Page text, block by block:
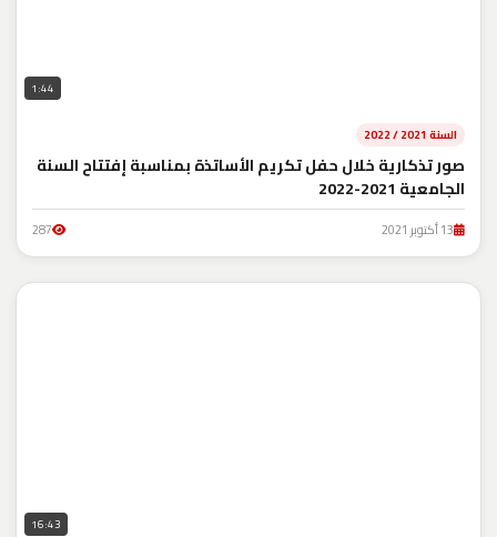
1:44
السنة 2021 / 2022
صور تذكارية خلال حفل تكريم الأساتذة بمناسبة إفتتاح السنة
الجامعية 2021-2022
13 أكتوبر 2021 287
16:43